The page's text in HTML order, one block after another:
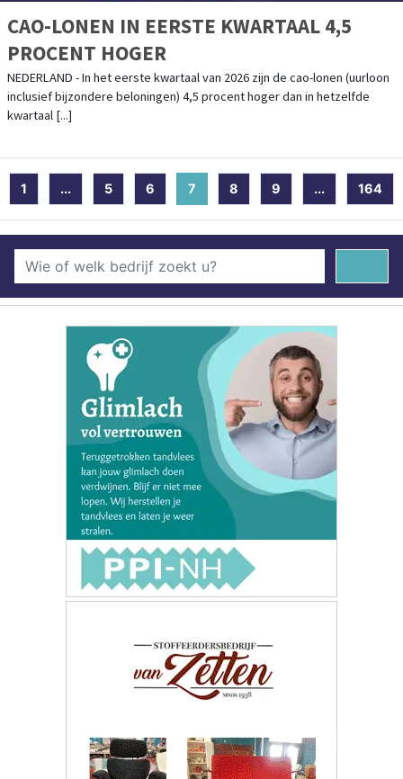
CAO-LONEN IN EERSTE KWARTAAL 4,5
PROCENT HOGER
NEDERLAND - In het eerste kwartaal van 2026 zijn de cao-lonen (uurloon
inclusief bijzondere beloningen) 4,5 procent hoger dan in hetzelfde
kwartaal [...]
1 ... 5 6 7 (current)
8 9 ... 164